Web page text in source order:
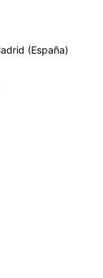
(España)